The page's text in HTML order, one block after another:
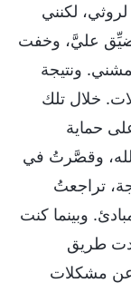
لكنني
عليَّ، وخفت
ونتيجة
خلال تلك
حماية
وقصَّرتُ في
تراجعتُ
وبينما كنت
طريق
عن مشكلات